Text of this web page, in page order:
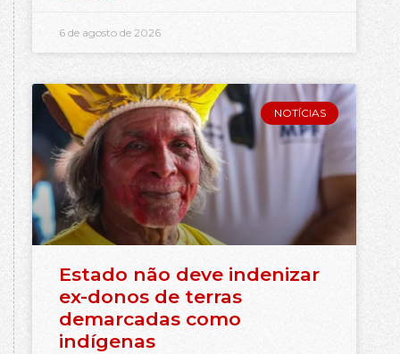
6 de agosto de 2026
NOTÍCIAS
Estado não deve indenizar
ex-donos de terras
demarcadas como
indígenas